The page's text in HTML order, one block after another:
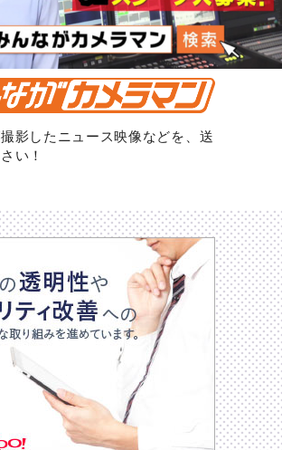
影したニュース映像などを、送
い！